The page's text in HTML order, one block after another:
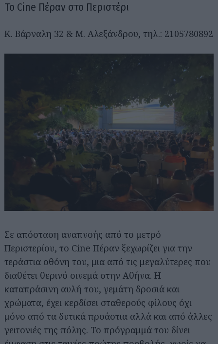
Το Cine Πέραν στο Περιστέρι
Κ. Βάρναλη 32 & Μ. Αλεξάνδρου, τηλ.: 2105780892
Σε απόσταση αναπνοής από το μετρό
Περιστερίου, το Cine Πέραν ξεχωρίζει για την
τεράστια οθόνη του, μια από τις μεγαλύτερες που
διαθέτει θερινό σινεμά στην Αθήνα. Η
καταπράσινη αυλή του, γεμάτη δροσιά και
χρώματα, έχει κερδίσει σταθερούς φίλους όχι
μόνο από τα δυτικά προάστια αλλά και από άλλες
γειτονιές της πόλης. Το πρόγραμμά του δίνει